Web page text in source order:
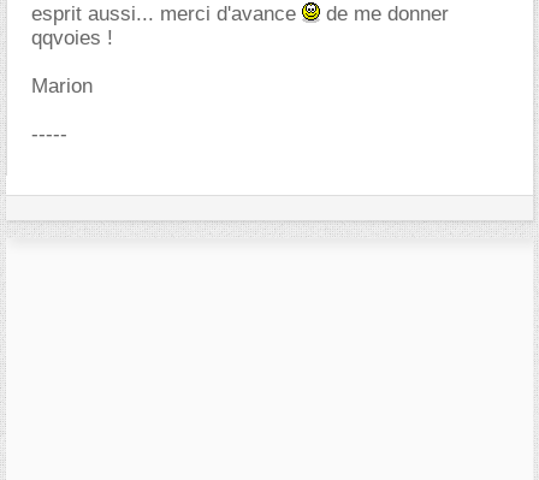
esprit aussi... merci d'avance
de me donner
qqvoies !
Marion
-----